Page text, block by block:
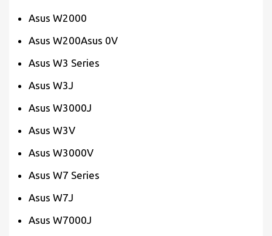
Asus W2000
Asus W200Asus 0V
Asus W3 Series
Asus W3J
Asus W3000J
Asus W3V
Asus W3000V
Asus W7 Series
Asus W7J
Asus W7000J